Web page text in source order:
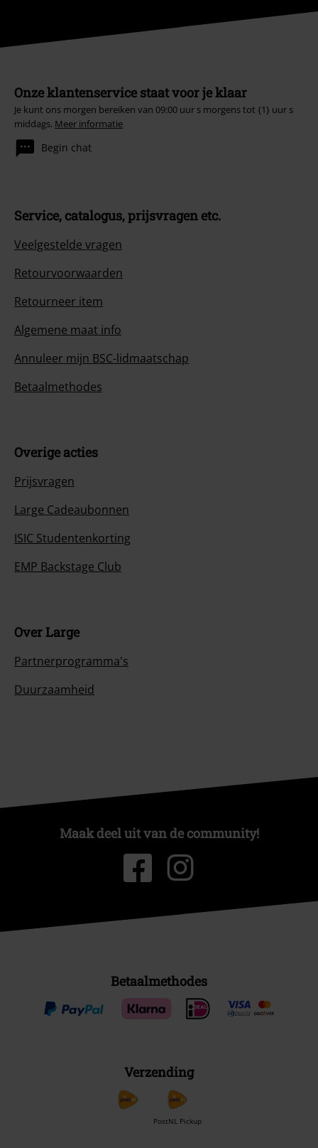
Onze klantenservice staat voor je klaar
Je kunt ons morgen bereiken van 09:00 uur s morgens tot {1} uur s
middags. Meer informatie
Begin chat
Service, catalogus, prijsvragen etc.
Veelgestelde vragen
Retourvoorwaarden
Retourneer item
Algemene maat info
Annuleer mijn BSC-lidmaatschap
Betaalmethodes
Overige acties
Prijsvragen
Large Cadeaubonnen
ISIC Studentenkorting
EMP Backstage Club
Over Large
Partnerprogramma's
Duurzaamheid
Maak deel uit van de community!
Betaalmethodes
Verzending
PostNL Pickup